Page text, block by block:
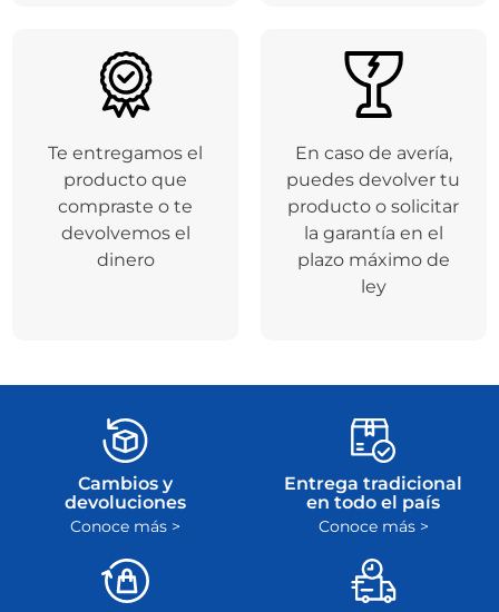
Te entregamos el
producto que
compraste o te
devolvemos el
dinero
En caso de avería,
puedes devolver tu
producto o solicitar
la garantía en el
plazo máximo de
ley
Cambios y
devoluciones
Conoce más >
Entrega tradicional
en todo el país
Conoce más >